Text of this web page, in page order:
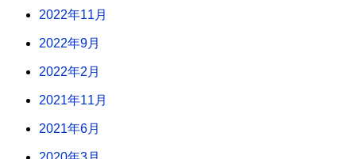
2022年11月
2022年9月
2022年2月
2021年11月
2021年6月